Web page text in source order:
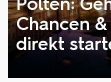
Chancen
direkt